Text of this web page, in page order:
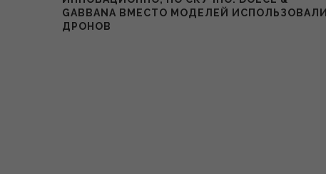
GABBANA ВМЕСТО МОДЕЛЕЙ ИСПОЛЬЗОВАЛИ
ДРОНОВ